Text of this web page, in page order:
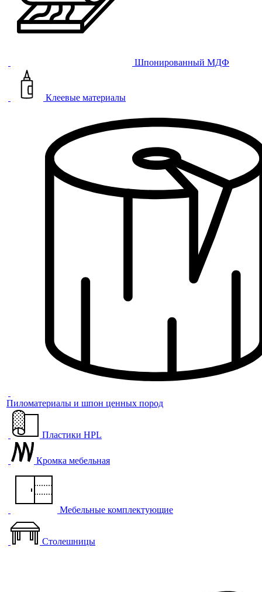
Шпонированный МДФ
Клеевые материалы
Пиломатериалы и шпон ценных пород
Пластики HPL
Кромка мебельная
Мебельные комплектующие
Столешницы